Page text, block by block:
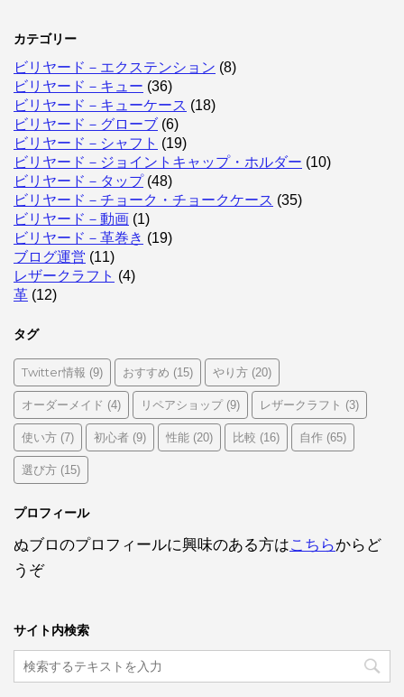
カテゴリー
ビリヤード－エクステンション (8)
ビリヤード－キュー (36)
ビリヤード－キューケース (18)
ビリヤード－グローブ (6)
ビリヤード－シャフト (19)
ビリヤード－ジョイントキャップ・ホルダー (10)
ビリヤード－タップ(48)
ビリヤード－チョーク・チョークケース (35)
ビリヤード－動画 (1)
ビリヤード－革巻き (19)
ブログ運営 (11)
レザークラフト (4)
革 (12)
タグ
Twitter情報 (9) おすすめ (15) やり方 (20)
オーダーメイド (4) リペアショップ(9) レザークラフト (3)
使い方 (7) 初心者 (9) 性能 (20) 比較 (16) 自作 (65)
選び方 (15)
プロフィール
ぬブロのプロフィールに興味のある方はこちらからど
うぞ
サイト内検索